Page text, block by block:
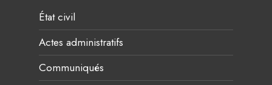
État civil
Actes administratifs
Communiqués